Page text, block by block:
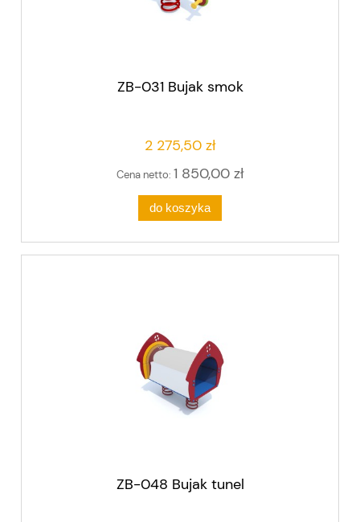
ZB-031 Bujak smok
2 275,50 zł
Cena netto: 1 850,00 zł
do koszyka
ZB-048 Bujak tunel